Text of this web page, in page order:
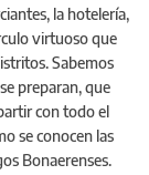
la hotelería,
virtuoso que
Sabemos
preparan, que
con todo el
se conocen las
Bonaerenses.